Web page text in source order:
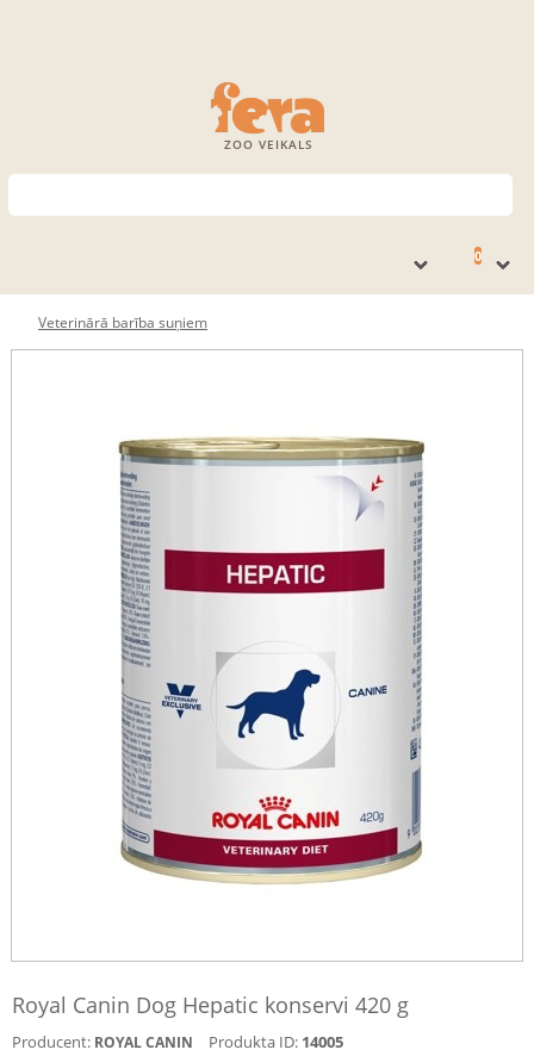
ZOO VEIKALS
0
Veterinārā barība suņiem
Royal Canin Dog Hepatic konservi 420 g
Producent: ROYAL CANIN Produkta ID: 14005